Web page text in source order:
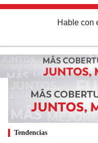
Hable con
Tendencias